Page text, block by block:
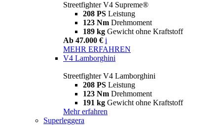
Streetfighter V4 Supreme®
208 PS Leistung
123 Nm Drehmoment
189 kg Gewicht ohne Kraftstoff
Ab 47.000 € i
MEHR ERFAHREN
V4 Lamborghini
Streetfighter V4 Lamborghini
208 PS Leistung
123 Nm Drehmoment
191 kg Gewicht ohne Kraftstoff
Mehr erfahren
Superleggera